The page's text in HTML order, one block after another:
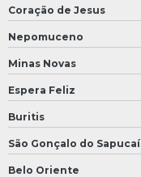
Coração de Jesus
Nepomuceno
Minas Novas
Espera Feliz
Buritis
São Gonçalo do Sapucaí
Belo Oriente